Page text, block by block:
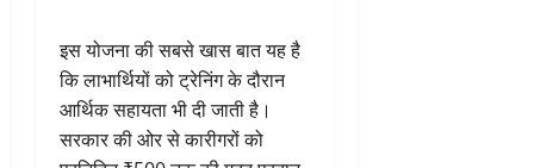
इस योजना की सबसे खास बात यह है
कि लाभार्थियों को ट्रेनिंग के दौरान
आर्थिक सहायता भी दी जाती है।
सरकार की ओर से कारीगरों को